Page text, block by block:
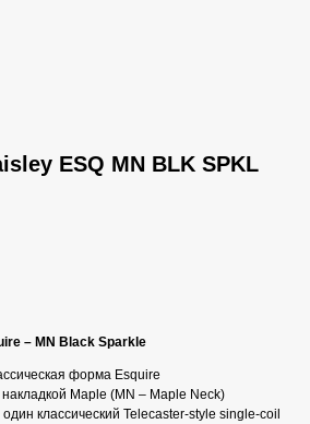
ESQ MN BLK SPKL
– MN Black Sparkle
форма Esquire
Maple (MN – Maple Neck)
один классический Telecaster-style single-coil